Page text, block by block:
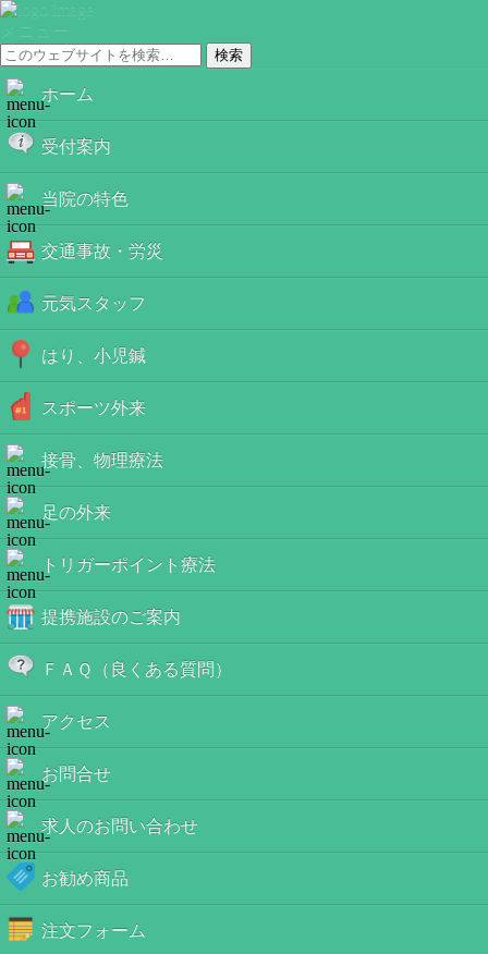
メニュー
ホーム
受付案内
当院の特色
交通事故・労災
元気スタッフ
はり、小児鍼
スポーツ外来
接骨、物理療法
足の外来
トリガーポイント療法
提携施設のご案内
ＦＡＱ（良くある質問）
アクセス
お問合せ
求人のお問い合わせ
お勧め商品
注文フォーム